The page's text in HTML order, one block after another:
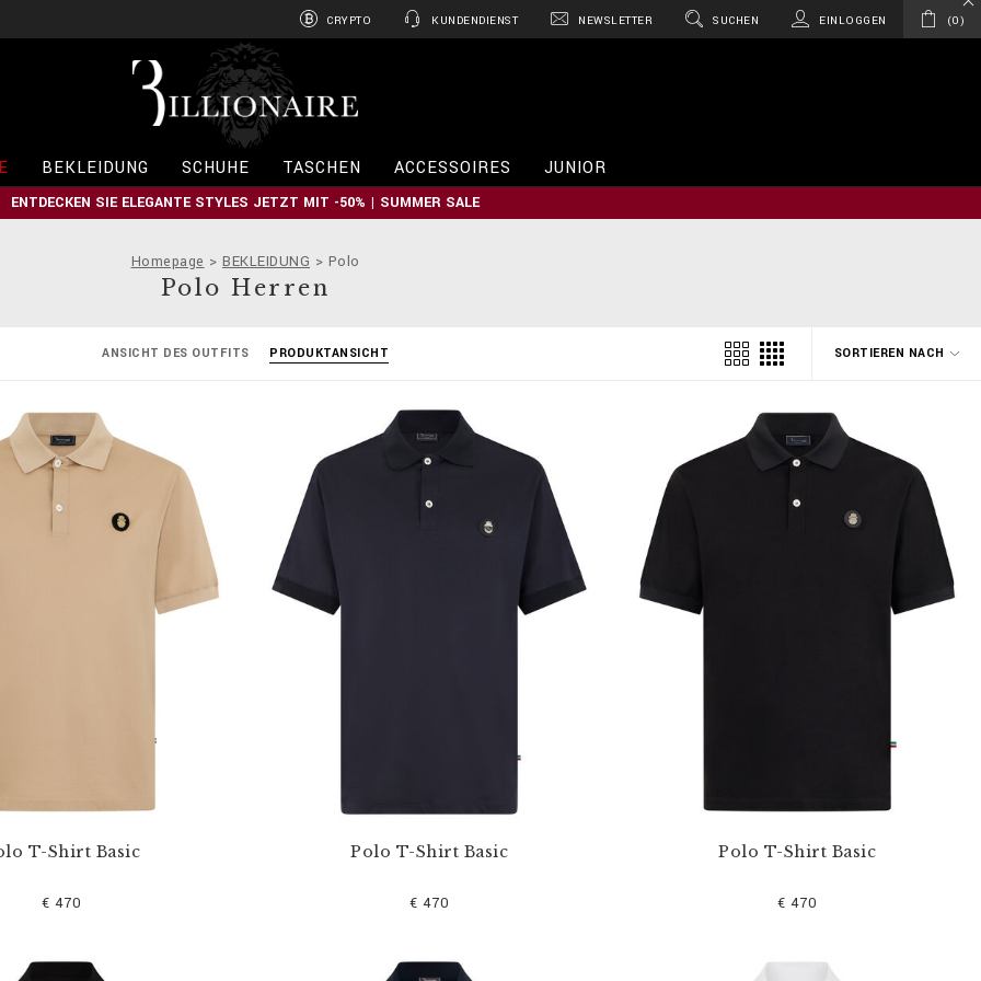
CRYPTO KUNDENDIENST NEWSLETTER SUCHEN EINLOGGEN 0
l
o
n
a
e
BEKLEIDUNG SCHUHE TASCHEN ACCESSOIRES JUNIOR
ENTDECKEN SIE ELEGANTE STYLES JETZT MIT -50% | SUMMER SALE
Homepage BEKLEIDUNG Polo
Polo Herren
SORTIEREN NACH
ANSICHT DES OUTFITS PRODUKTANSICHT
T-Shirt Basic
€ 470
Polo T-Shirt Basic
€ 470
Polo T-Shirt Basic
€ 470